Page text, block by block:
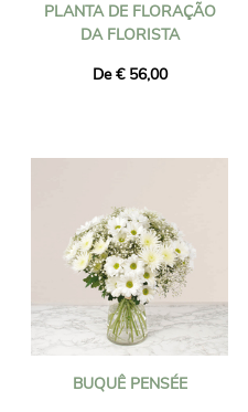
PLANTA DE FLORAÇÃO
DA FLORISTA
De € 56,00
BUQUÊ PENSÉE